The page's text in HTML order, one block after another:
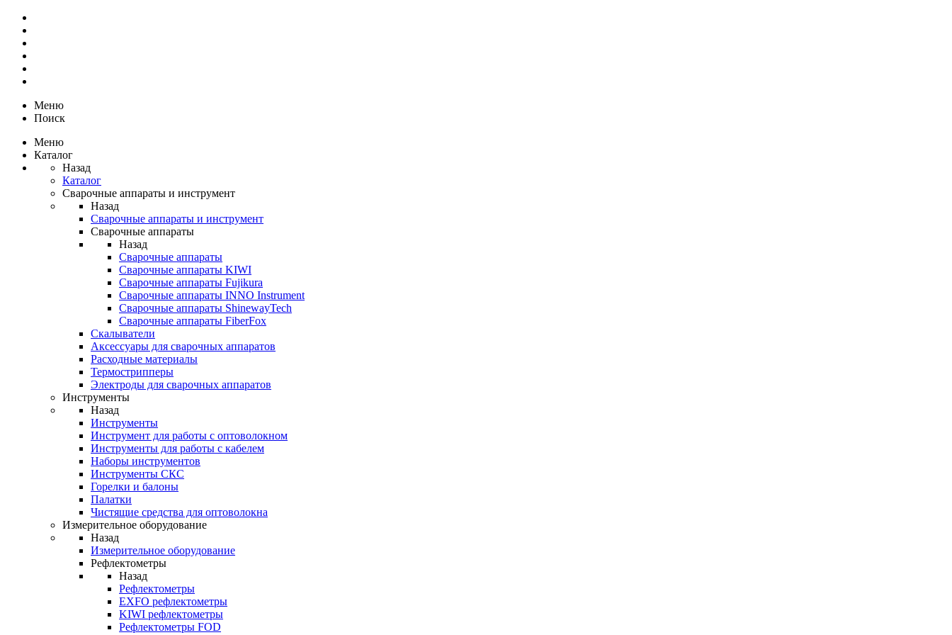
Меню
Поиск
Меню
Каталог
Назад
Каталог
Сварочные аппараты и инструмент
Назад
Сварочные аппараты и инструмент
Сварочные аппараты
Назад
Сварочные аппараты
Сварочные аппараты KIWI
Сварочные аппараты Fujikura
Сварочные аппараты INNO Instrument
Сварочные аппараты ShinewayTech
Cварочные аппараты FiberFox
Скалыватели
Аксессуары для сварочных аппаратов
Расходные материалы
Термострипперы
Электроды для сварочных аппаратов
Инструменты
Назад
Инструменты
Инструмент для работы с оптоволокном
Инструменты для работы с кабелем
Наборы инструментов
Инструменты СКС
Горелки и балоны
Палатки
Чистящие средства для оптоволокна
Измерительное оборудование
Назад
Измерительное оборудование
Рефлектометры
Назад
Рефлектометры
EXFO рефлектометры
KIWI рефлектометры
Рефлектометры FOD